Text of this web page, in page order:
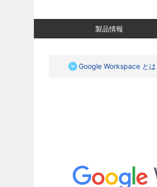
製品情報
Google Workspace とは